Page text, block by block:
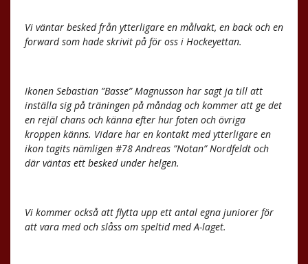
Vi väntar besked från ytterligare en målvakt, en back och en
forward som hade skrivit på för oss i Hockeyettan.
Ikonen Sebastian ”Basse” Magnusson har sagt ja till att
inställa sig på träningen på måndag och kommer att ge det
en rejäl chans och känna efter hur foten och övriga
kroppen känns. Vidare har en kontakt med ytterligare en
ikon tagits nämligen #78 Andreas ”Notan” Nordfeldt och
där väntas ett besked under helgen.
Vi kommer också att flytta upp ett antal egna juniorer för
att vara med och slåss om speltid med A-laget.